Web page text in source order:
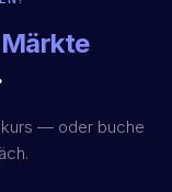
Märkte
— oder buche